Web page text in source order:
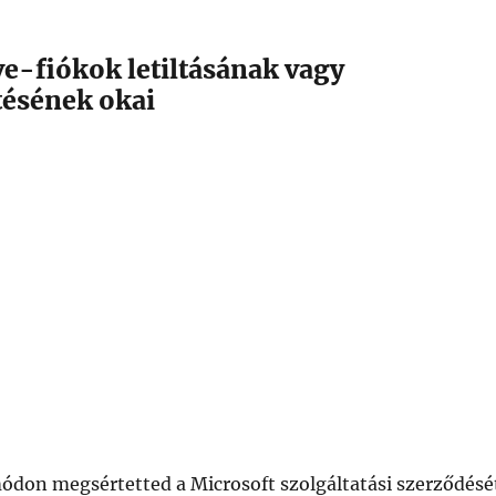
fiókok letiltásának vagy
okai
megsértetted a Microsoft szolgáltatási